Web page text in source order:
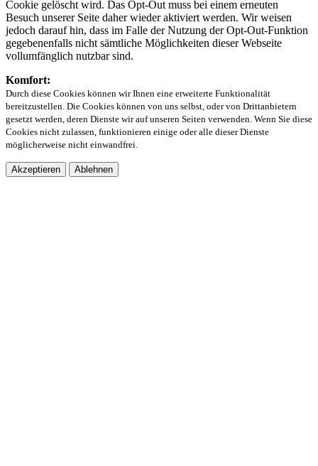
Cookie gelöscht wird. Das Opt-Out muss bei einem erneuten
Besuch unserer Seite daher wieder aktiviert werden. Wir weisen
jedoch darauf hin, dass im Falle der Nutzung der Opt-Out-Funktion
gegebenenfalls nicht sämtliche Möglichkeiten dieser Webseite
vollumfänglich nutzbar sind.
Komfort:
Durch diese Cookies können wir Ihnen eine erweiterte Funktionalität
bereitzustellen. Die Cookies können von uns selbst, oder von Drittanbietern
gesetzt werden, deren Dienste wir auf unseren Seiten verwenden. Wenn Sie diese
Cookies nicht zulassen, funktionieren einige oder alle dieser Dienste
möglicherweise nicht einwandfrei.
Akzeptieren Ablehnen